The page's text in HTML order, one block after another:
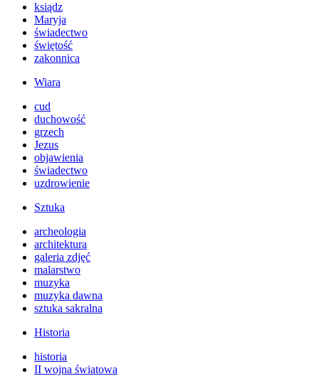
ksiądz
Maryja
świadectwo
świętość
zakonnica
Wiara
cud
duchowość
grzech
Jezus
objawienia
świadectwo
uzdrowienie
Sztuka
archeologia
architektura
galeria zdjęć
malarstwo
muzyka
muzyka dawna
sztuka sakralna
Historia
historia
II wojna światowa